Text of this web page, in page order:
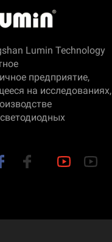
Lumin Technology
предприятие,
на исследованиях,